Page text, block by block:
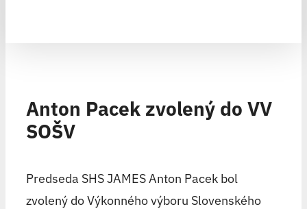
Anton Pacek zvolený do VV
SOŠV
Predseda SHS JAMES Anton Pacek bol
zvolený do Výkonného výboru Slovenského